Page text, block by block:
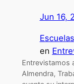
Jun 16,
en
Entrevistamos
Almendra,